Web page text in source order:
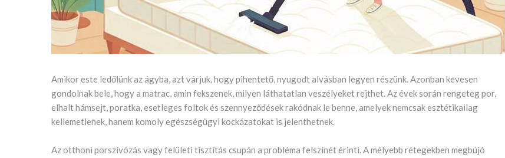
Amikor este ledőlünk az ágyba, azt várjuk, hogy pihentető, nyugodt alvásban legyen részünk. Azonban kevesen
gondolnak bele, hogy a matrac, amin fekszenek, milyen láthatatlan veszélyeket rejthet. Az évek során rengeteg por,
elhalt hámsejt, poratka, esetleges foltok és szennyeződések rakódnak le benne, amelyek nemcsak esztétikailag
kellemetlenek, hanem komoly egészségügyi kockázatokat is jelenthetnek.
Az otthoni porszívózás vagy felületi tisztítás csupán a probléma felszínét érinti. A mélyebb rétegekben megbújó